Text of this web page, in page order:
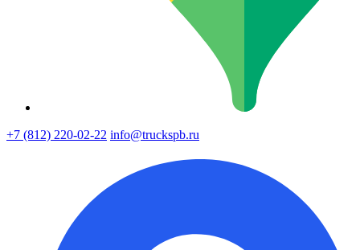
+7 (812) 220-02-22 info@truckspb.ru